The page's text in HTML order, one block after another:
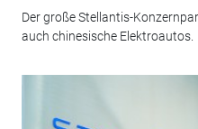
Der große Stellantis-
auch chinesische Elektroautos.